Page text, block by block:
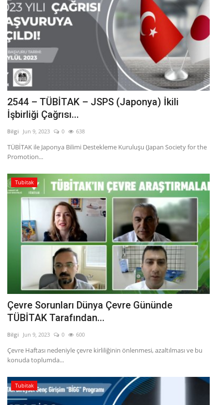
2544 – TÜBİTAK – JSPS (Japonya) İkili
İşbirliği Çağrısı...
Bilgi Jun 9, 2023 0 638
TÜBİTAK ile Japonya Bilimi Destekleme Kuruluşu (Japan Society for the
Promotion...
Tubitak
Çevre Sorunları Dünya Çevre Gününde
TÜBİTAK Tarafından...
Bilgi Jun 9, 2023 0 600
Çevre Haftası nedeniyle çevre kirliliğinin önlenmesi, azaltılması ve bu
konuda toplumda...
Tubitak